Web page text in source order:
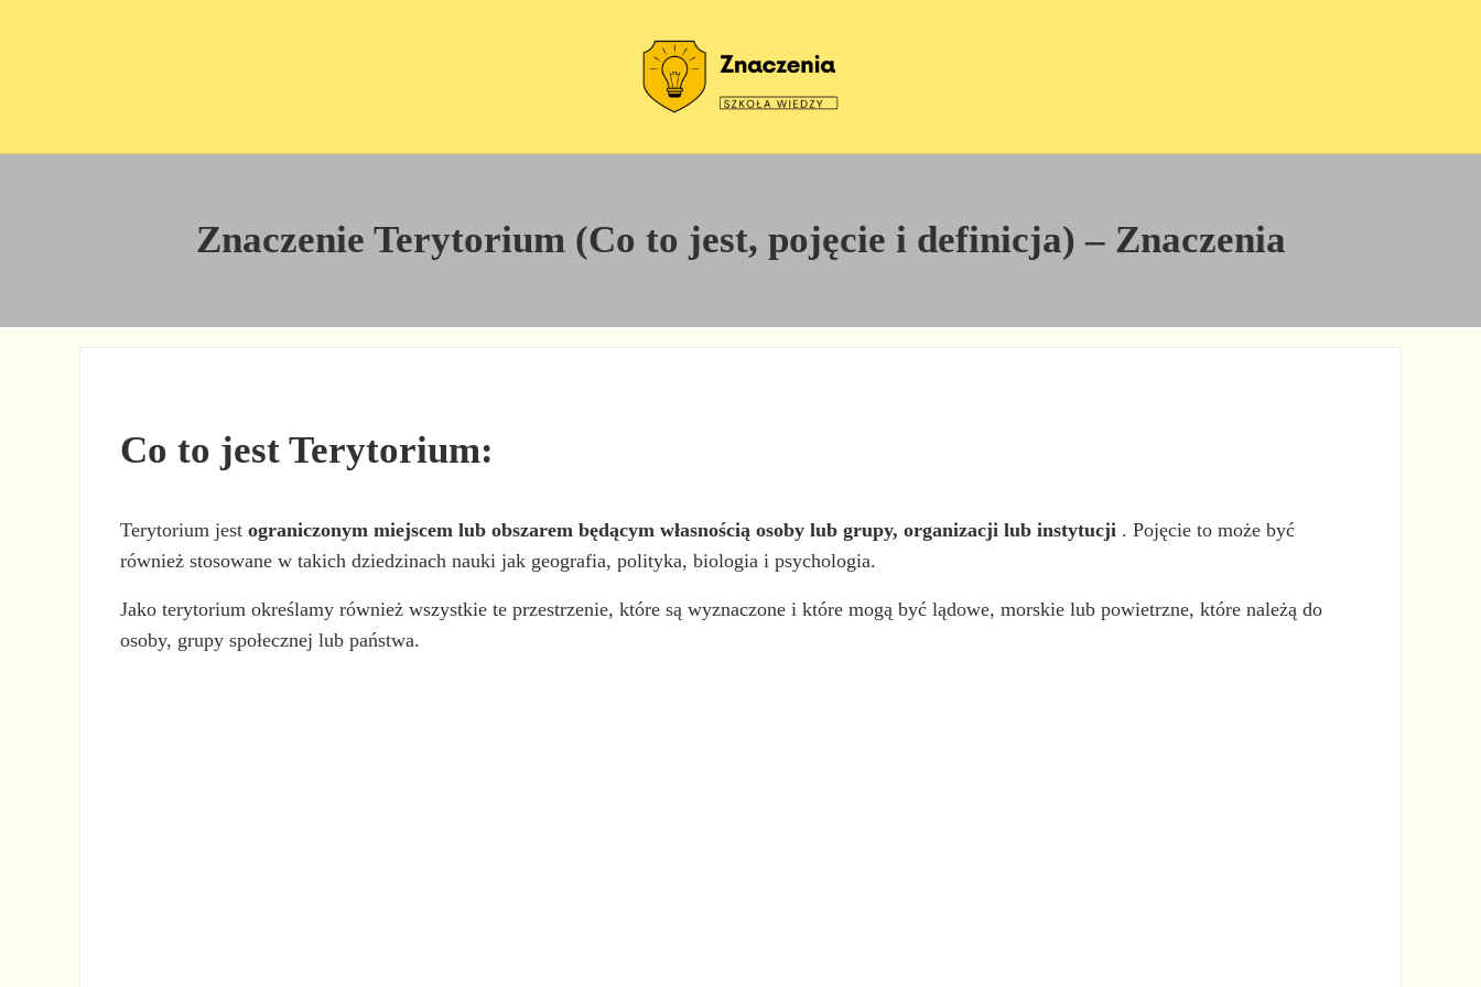
Znaczenie Terytorium (Co to jest, pojęcie i definicja) – Znaczenia
Co to jest Terytorium:
Terytorium jestograniczonym miejscem lub obszarem będącym własnością osoby lub grupy, organizacji lub instytucji . Pojęcie to może być
również stosowane w takich dziedzinach nauki jak geografia, polityka, biologia i psychologia.
Jako terytorium określamy również wszystkie te przestrzenie, które są wyznaczone i które mogą być lądowe, morskie lub powietrzne, które należą do
osoby, grupy społecznej lub państwa.